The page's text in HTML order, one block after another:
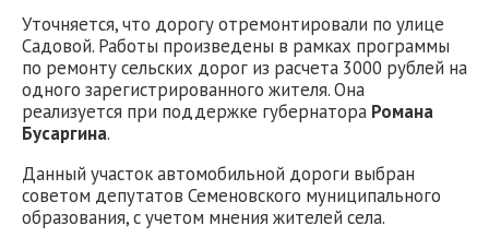
Уточняется, что дорогу отремонтировали по улице
Садовой. Работы произведены в рамках программы
по ремонту сельских дорог из расчета 3000 рублей на
одного зарегистрированного жителя. Она
реализуется при поддержке губернатора Романа
Бусаргина.
Данный участок автомобильной дороги выбран
советом депутатов Семеновского муниципального
образования, с учетом мнения жителей села.